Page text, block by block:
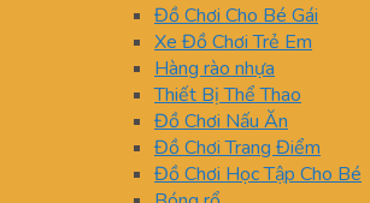
Đồ Chơi Cho Bé Gái
Xe Đồ Chơi Trẻ Em
Hàng rào nhựa
Thiết Bị Thể Thao
Đồ Chơi Nấu Ăn
Đồ Chơi Trang Điểm
Đồ Chơi Học Tập Cho Bé